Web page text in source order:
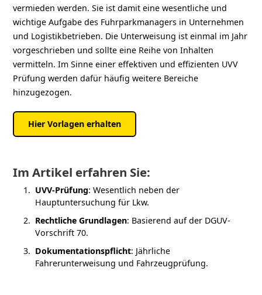
vermieden werden. Sie ist damit eine wesentliche und
wichtige Aufgabe des Fuhrparkmanagers in Unternehmen
und Logistikbetrieben. Die Unterweisung ist einmal im Jahr
vorgeschrieben und sollte eine Reihe von Inhalten
vermitteln. Im Sinne einer effektiven und effizienten UVV
Prüfung werden dafür häufig weitere Bereiche
hinzugezogen.
Hier Vorlagen erhalten
Im Artikel erfahren Sie:
UVV-Prüfung: Wesentlich neben der
Hauptuntersuchung für Lkw.
Rechtliche Grundlagen: Basierend auf der DGUV-
Vorschrift 70.
Dokumentationspflicht: Jährliche
Fahrerunterweisung und Fahrzeugprüfung.